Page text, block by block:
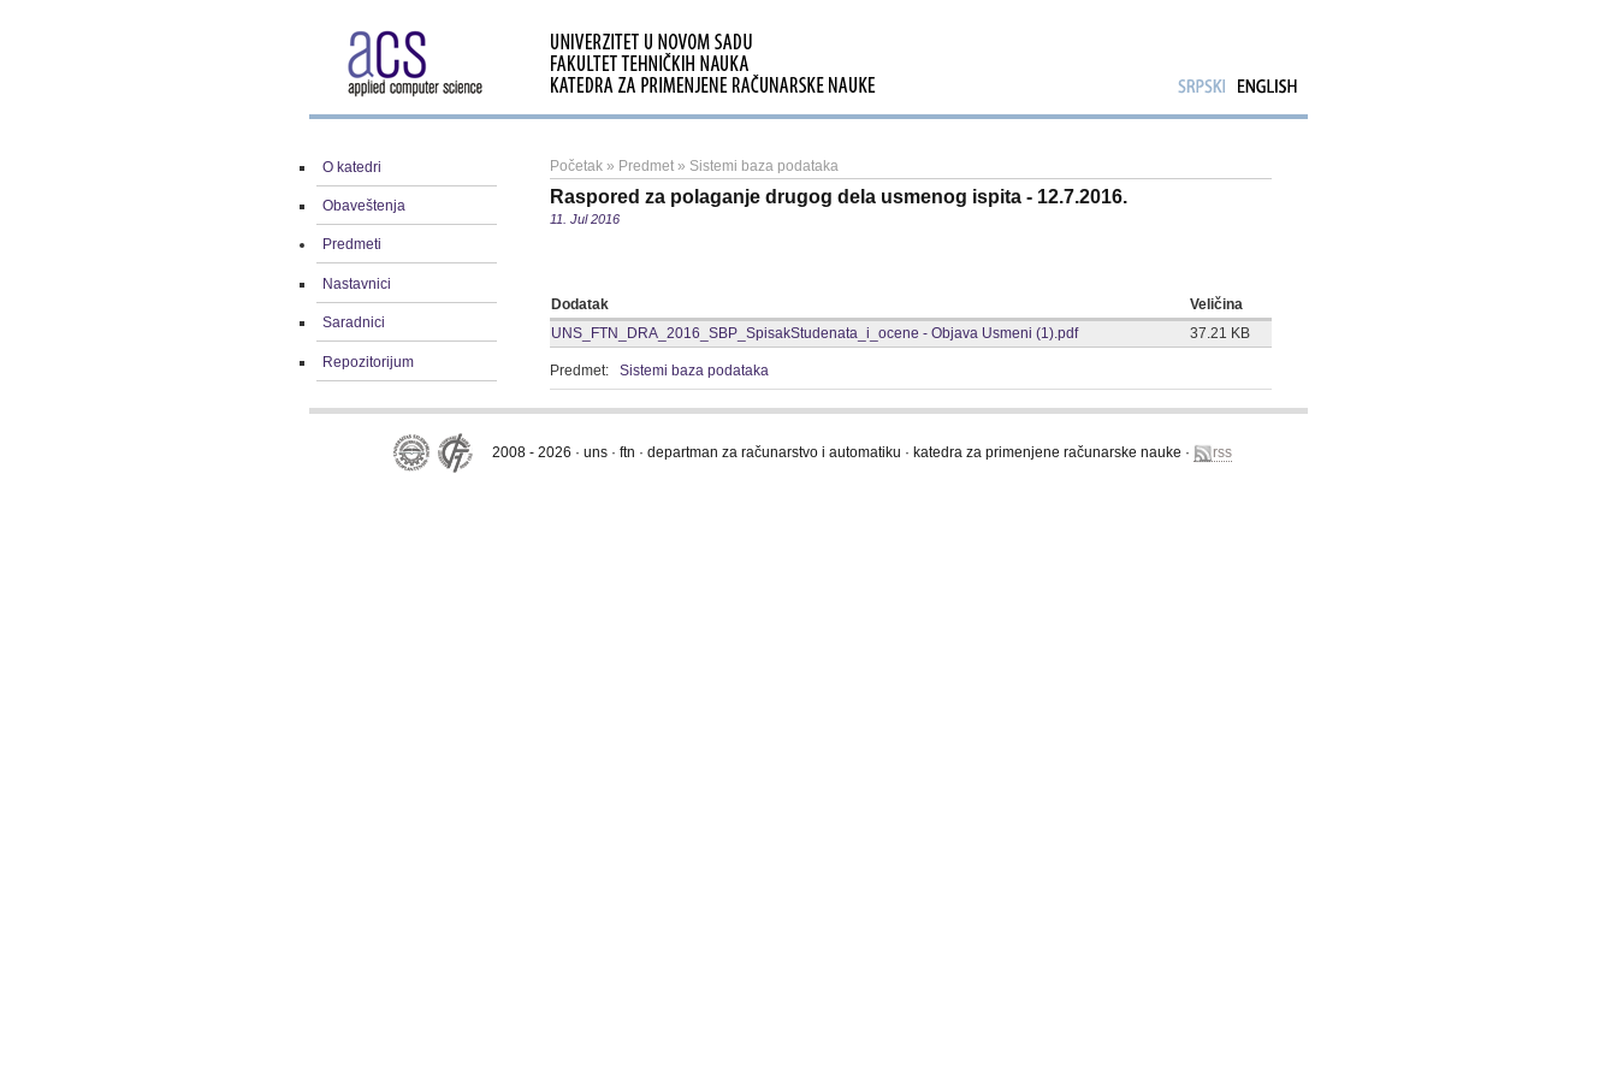
O katedri
Obaveštenja
Predmeti
Nastavnici
Saradnici
Repozitorijum
Početak » Predmet » Sistemi baza podataka
Raspored za polaganje drugog dela usmenog ispita - 12.7.2016.
11. Jul 2016
Dodatak
Veličina
UNS_FTN_DRA_2016_SBP_SpisakStudenata_i_ocene - Objava Usmeni (1).pdf
37.21 KB
Predmet: Sistemi baza podataka
2008 - 2026 · uns · ftn · departman za računarstvo i automatiku · katedra za primenjene računarske nauke · rss